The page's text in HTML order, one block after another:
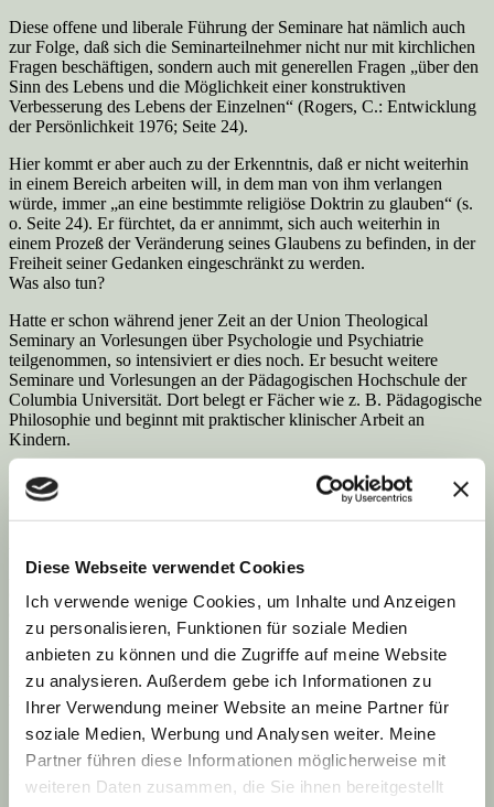
Diese Webseite verwendet Cookies
Ich verwende wenige Cookies, um Inhalte und Anzeigen
zu personalisieren, Funktionen für soziale Medien
anbieten zu können und die Zugriffe auf meine Website
zu analysieren. Außerdem gebe ich Informationen zu
Ihrer Verwendung meiner Website an meine Partner für
soziale Medien, Werbung und Analysen weiter. Meine
Partner führen diese Informationen möglicherweise mit
weiteren Daten zusammen, die Sie ihnen bereitgestellt
Diese offene und liberale Führung der Seminare hat nämlich auch
zur Folge, daß sich die Seminarteilnehmer nicht nur mit kirchlichen
Fragen beschäftigen, sondern auch mit generellen Fragen „über den
Sinn des Lebens und die Möglichkeit einer konstruktiven
Verbesserung des Lebens der Einzelnen“ (Rogers, C.: Entwicklung
der Persönlichkeit 1976; Seite 24).
Hier kommt er aber auch zu der Erkenntnis, daß er nicht weiterhin
in einem Bereich ar­beiten will, in dem man von ihm verlangen
würde, immer „an eine bestimmte reli­giöse Doktrin zu glauben“ (s.
o. Seite 24). Er fürchtet, da er annimmt, sich auch weiterhin in
einem Pro­zeß der Veränderung seines Glaubens zu befinden, in der
Freiheit seiner Gedan­ken eingeschränkt zu werden.
Was also tun?
Hatte er schon während jener Zeit an der Union Theological
Seminary an Vorlesun­gen über Psychologie und Psychiatrie
teilgenommen, so intensiviert er dies noch. Er be­sucht weitere
Seminare und Vorlesungen an der Pädagogischen Hochschule der
Co­lumbia Universität. Dort belegt er Fächer wie z. B. Pädagogische
Philosophie und be­ginnt mit prakti­scher klinischer Arbeit an
Kindern.
Da er zu dieser Zeit, wie er meint, einfach intuitiv handelt, wechselt
er bald ganz in den Fachbereich Erziehungs­beratung der Columbia
Universität über.
Assistentenstelle am neu ein­gerichteten In­stitute for Child Guidance
(Institut für Erziehungsberatung), wo er sich seinen Neigungen
entsprechend einbringen kann und für ihn positive Lernerfahrun­gen
macht, die auch auf sein späteres Wirken Einfluß haben werden.
Denn hier setzt er sich intensiv mit der Lehre Freuds und den
Ansichten seiner Kolle­gen darüber auseinander, welche in einem
Widerspruch zu „einem rigorosem, kalt-ob­jektiven, statistischen
Standpunkt“ (s. o. Seite 25) der Pädagogischen Hochschule standen.
Er merkt auch, daß sich beide Standpunkte unvereinbar gegenüber
stehen.